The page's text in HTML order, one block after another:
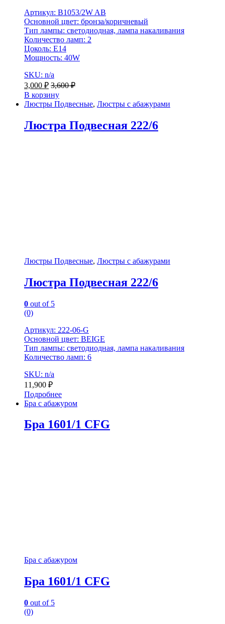
Артикул: B1053/2W AB
Основной цвет: бронза/коричневый
Тип лампы: светодиодная, лампа накаливания
Количество ламп: 2
Цоколь: E14
Мощность: 40W
SKU: n/a
3,000 ₽ 3,600₽
В корзину
Люстры Подвесные, Люстры с абажурами
Люстра Подвесная 222/6
Люстры Подвесные, Люстры с абажурами
Люстра Подвесная 222/6
0 out of 5
(0)
Артикул: 222-06-G
Основной цвет: BEIGE
Тип лампы: светодиодная, лампа накаливания
Количество ламп: 6
SKU: n/a
11,900 ₽
Подробнее
Бра с абажуром
Бра 1601/1 CFG
Бра с абажуром
Бра 1601/1 CFG
0 out of 5
(0)